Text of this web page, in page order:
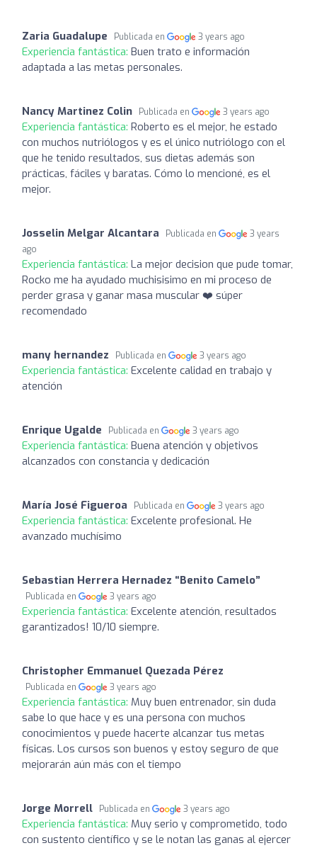
Zaria Guadalupe Publicada en 3 years ago
Experiencia fantástica: Buen trato e información
adaptada a las metas personales.
Nancy Martinez Colin Publicada en 3 years ago
Experiencia fantástica: Roberto es el mejor, he estado
con muchos nutriólogos y es el único nutriólogo con el
que he tenido resultados, sus dietas además son
prácticas, fáciles y baratas. Cómo lo mencioné, es el
mejor.
Josselin Melgar Alcantara Publicada en
3 years
ago
Experiencia fantástica: La mejor decision que pude tomar,
Rocko me ha ayudado muchisisimo en mi proceso de
perder grasa y ganar masa muscular ❤️ súper
recomendado
many hernandez Publicada en 3 years ago
Experiencia fantástica: Excelente calidad en trabajo y
atención
Enrique Ugalde Publicada en 3 years ago
Experiencia fantástica: Buena atención y objetivos
alcanzados con constancia y dedicación
María José Figueroa Publicada en 3 years ago
Experiencia fantástica: Excelente profesional. He
avanzado muchísimo
Sebastian Herrera Hernadez “Benito Camelo”
Publicada en 3 years ago
Experiencia fantástica: Excelente atención, resultados
garantizados! 10/10 siempre.
Christopher Emmanuel Quezada Pérez
Publicada en 3 years ago
Experiencia fantástica: Muy buen entrenador, sin duda
sabe lo que hace y es una persona con muchos
conocimientos y puede hacerte alcanzar tus metas
físicas. Los cursos son buenos y estoy seguro de que
mejorarán aún más con el tiempo
Jorge Morrell Publicada en 3 years ago
Experiencia fantástica: Muy serio y comprometido, todo
con sustento científico y se le notan las ganas al ejercer